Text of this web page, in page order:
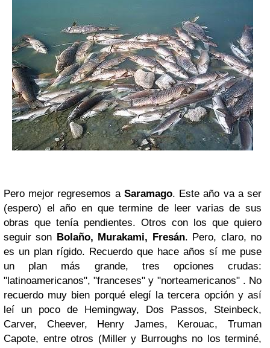
Pero mejor regresemos a Saramago. Este año va a ser
(espero) el año en que termine de leer varias de sus
obras que tenía pendientes. Otros con los que quiero
seguir son Bolaño, Murakami, Fresán. Pero, claro, no
es un plan rígido. Recuerdo que hace años sí me puse
un plan más grande, tres opciones crudas:
"latinoamericanos", "franceses" y "norteamericanos" . No
recuerdo muy bien porqué elegí la tercera opción y así
leí un poco de Hemingway, Dos Passos, Steinbeck,
Carver, Cheever, Henry James, Kerouac, Truman
Capote, entre otros (Miller y Burroughs no los terminé,